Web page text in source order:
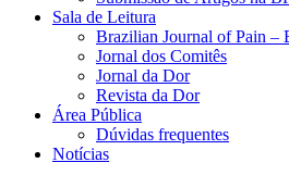
Sala de Leitura
Brazilian Journal of Pain –
Jornal dos Comitês
Jornal da Dor
Revista da Dor
Área Pública
Dúvidas frequentes
Notícias